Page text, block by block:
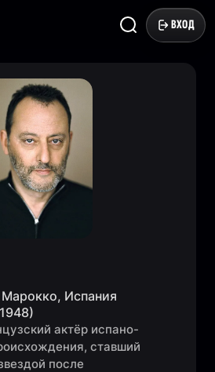
ВХОД
Испания
актёр испано-
ставший
после